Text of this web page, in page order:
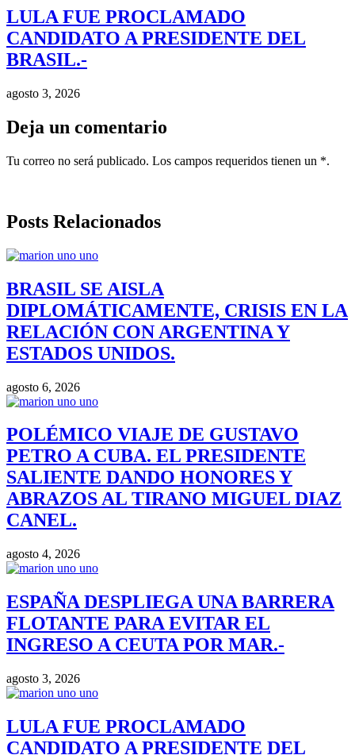
LULA FUE PROCLAMADO
CANDIDATO A PRESIDENTE DEL
BRASIL.-
agosto 3, 2026
Deja un comentario
Tu correo no será publicado. Los campos requeridos tienen un *.
Posts Relacionados
BRASIL SE AISLA
DIPLOMÁTICAMENTE, CRISIS EN LA
RELACIÓN CON ARGENTINA Y
ESTADOS UNIDOS.
agosto 6, 2026
POLÉMICO VIAJE DE GUSTAVO
PETRO A CUBA. EL PRESIDENTE
SALIENTE DANDO HONORES Y
ABRAZOS AL TIRANO MIGUEL DIAZ
CANEL.
agosto 4, 2026
ESPAÑA DESPLIEGA UNA BARRERA
FLOTANTE PARA EVITAR EL
INGRESO A CEUTA POR MAR.-
agosto 3, 2026
LULA FUE PROCLAMADO
CANDIDATO A PRESIDENTE DEL